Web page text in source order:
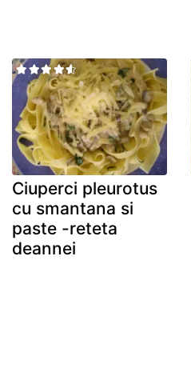
Ciuperci pleurotus
cu smantana si
paste -reteta
deannei